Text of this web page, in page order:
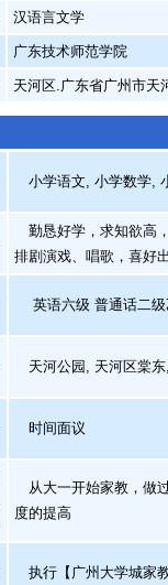
汉语言文学
广东技术师范学院
天河区.广东省广州市天
小学语文, 小学数学,
勤恳好学，求知欲高
排剧演戏、唱歌，喜好
英语六级 普通话二级
天河公园, 天河区棠东
时间面议
从大一开始家教，做
度的提高
执行【广州大学城家